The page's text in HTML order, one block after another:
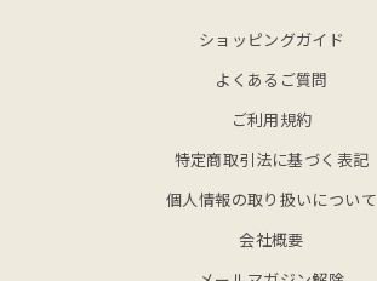
ショッピングガイド
よくあるご質問
ご利用規約
特定商取引法に基づく表記
個人情報の取り扱いについて
会社概要